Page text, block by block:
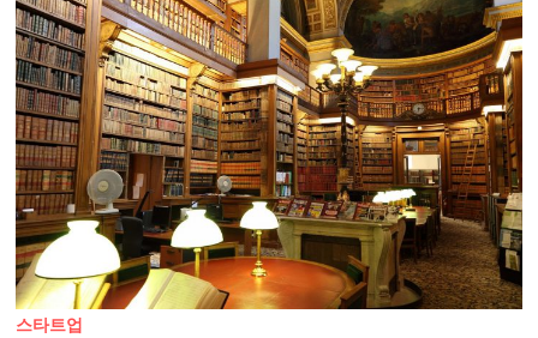
스타트업